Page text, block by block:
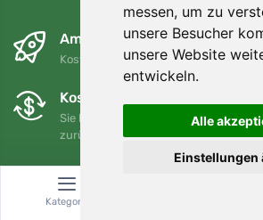
messen, um zu
unsere Besucher
unsere Website
entwickeln.
Alle
Einstellungen
Am nächsten Tag und
Kostenloser Versand für Bestellungen
Kostenloser Umtausch und
Sie können Ihre Bestellung jederzeit
zurückgeben oder umtauschen.
Für jede Bestellung pflanzen wir einen
Über uns
Kategorie